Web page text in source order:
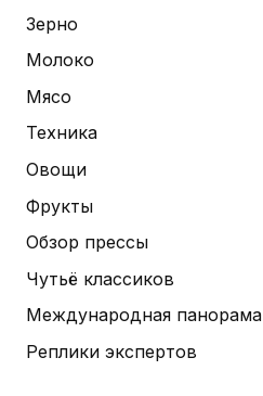
Зерно
Молоко
Мясо
Техника
Овощи
Фрукты
Обзор прессы
Чутьё классиков
Международная панорама
Реплики экспертов